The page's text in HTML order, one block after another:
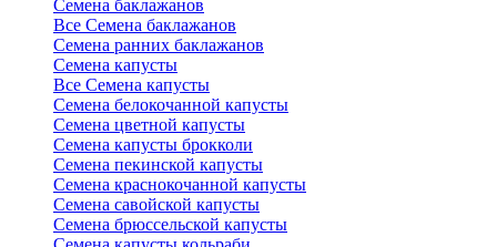
Семена баклажанов
Все Семена баклажанов
Семена ранних баклажанов
Семена капусты
Все Семена капусты
Семена белокочанной капусты
Семена цветной капусты
Семена капусты брокколи
Семена пекинской капусты
Семена краснокочанной капусты
Семена савойской капусты
Семена брюссельской капусты